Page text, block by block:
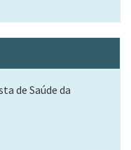
de Saúde da